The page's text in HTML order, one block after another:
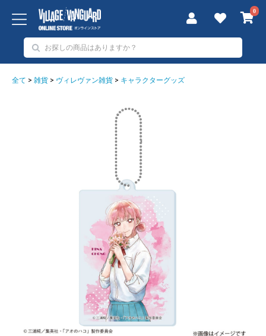
0
全て > 雑貨 > ヴィレヴァン雑貨 > キャラクターグッズ